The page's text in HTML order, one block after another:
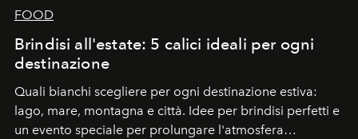
FOOD
Brindisi all'estate: 5 calici ideali per ogni
destinazione
Quali bianchi scegliere per ogni destinazione estiva:
lago, mare, montagna e città. Idee per brindisi perfetti e
un evento speciale per prolungare l'atmosfera